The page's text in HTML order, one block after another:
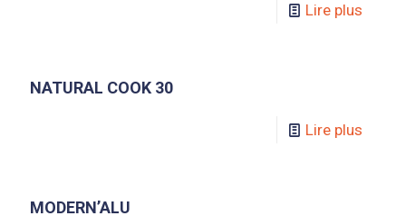
Lire plus
NATURAL COOK 30
Lire plus
MODERN’ALU